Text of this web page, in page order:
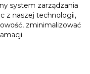
system zarządzania
z naszej technologii,
zminimalizować